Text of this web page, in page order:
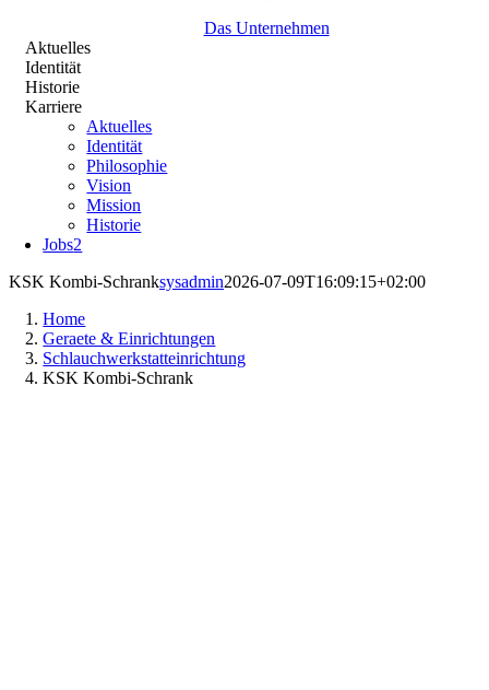
Das Unternehmen
Aktuelles
Identität
Historie
Karriere
Aktuelles
Identität
Philosophie
Vision
Mission
Historie
Jobs2
KSK Kombi-Schranksysadmin2026-07-09T16:09:15+02:00
Home
Geraete & Einrichtungen
Schlauchwerkstatteinrichtung
KSK Kombi-Schrank